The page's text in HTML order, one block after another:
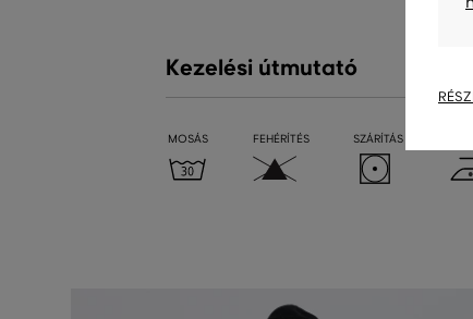
Kezelési útmutató
MOSÁS FEHÉRÍTÉS SZÁRÍTÁS